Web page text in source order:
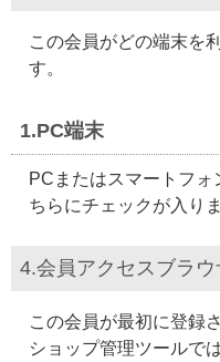
この会員がどの端末を
す。
1.PC端末
PCまたはスマートフォ
ちらにチェックが入りま
4.会員アクセスブラウ
この会員が最初に登録
ショップ管理ツールで